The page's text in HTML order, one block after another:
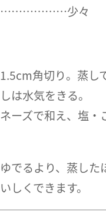
………………少々
角切り。蒸し
は水気をきる。
ーズで和え、塩・
でるより、蒸した
しくできます。